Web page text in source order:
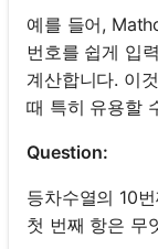
직
질
예를 들어,
번호를 쉽게 입
계산합니다. 이
때 특히 유용할
Question:
등차수열의 10
첫 번째 항은 무